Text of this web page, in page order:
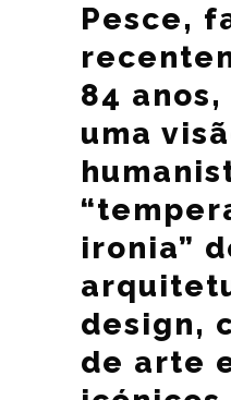
Pesce,
84
uma
ironia”
design,
de arte